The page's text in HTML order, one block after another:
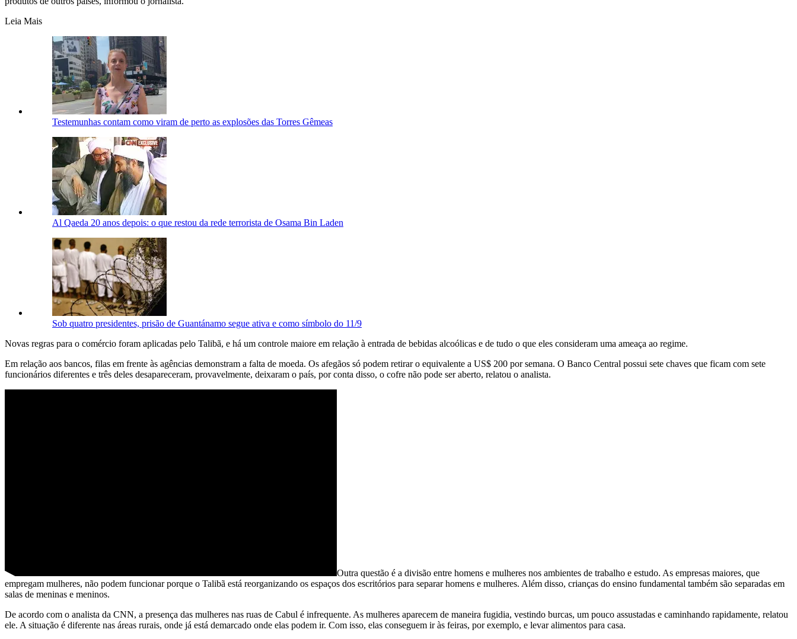
Leia Mais
Testemunhas contam como viram de perto as explosões das Torres Gêmeas
Al Qaeda 20 anos depois: o que restou da rede terrorista de Osama Bin Laden
Sob quatro presidentes, prisão de Guantánamo segue ativa e como símbolo do 11/9
Novas regras para o comércio foram aplicadas pelo Talibã, e há um controle maiore em relação à entrada de bebidas alcoólicas e de tudo o que eles consideram uma ameaça ao regime.
Em relação aos bancos, filas em frente às agências demonstram a falta de moeda. Os afegãos só podem retirar o equivalente a US$ 200 por semana. O Banco Central possui sete chaves que ficam com sete
funcionários diferentes e três deles desapareceram, provavelmente, deixaram o país, por conta disso, o cofre não pode ser aberto, relatou o analista.
Outra questão é a divisão entre homens e mulheres nos ambientes de trabalho e estudo. As empresas maiores, que
empregam mulheres, não podem funcionar porque o Talibã está reorganizando os espaços dos escritórios para separar homens e mulheres. Além disso, crianças do ensino fundamental também são separadas em
salas de meninas e meninos.
De acordo com o analista da CNN, a presença das mulheres nas ruas de Cabul é infrequente. As mulheres aparecem de maneira fugidia, vestindo burcas, um pouco assustadas e caminhando rapidamente, relatou
ele. A situação é diferente nas áreas rurais, onde já está demarcado onde elas podem ir. Com isso, elas conseguem ir às feiras, por exemplo, e levar alimentos para casa.